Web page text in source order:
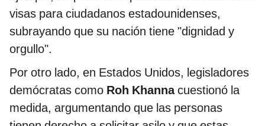
visas para ciudadanos estadounidenses,
subrayando que su nación tiene "dignidad y
orgullo".
Por otro lado, en Estados Unidos, legisladores
demócratas como Roh Khannacuestionó la
medida, argumentando que las personas